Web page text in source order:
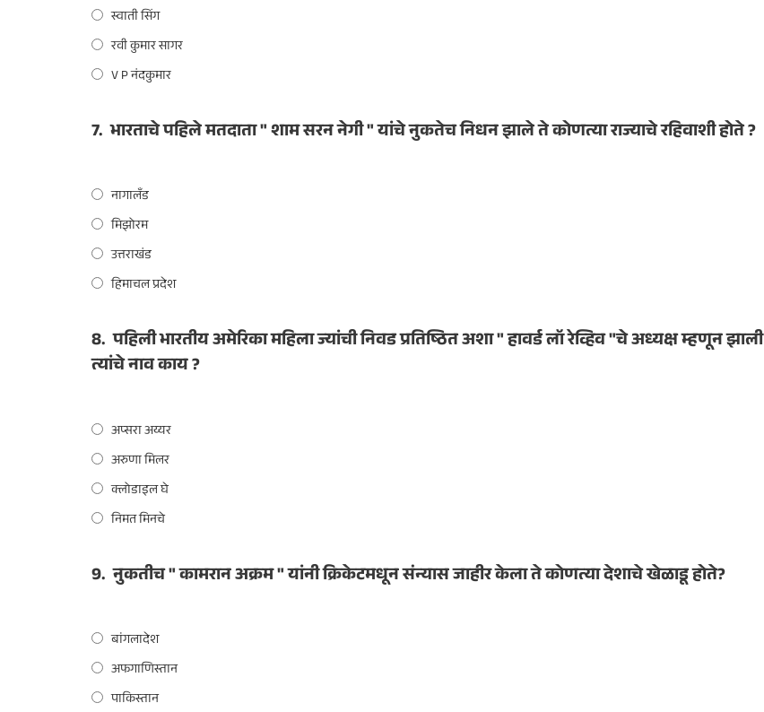
स्वाती सिंग
रवी कुमार सागर
V P नंदकुमार
7. भारताचे पहिले मतदाता " शाम सरन नेगी " यांचे नुकतेच निधन झाले ते कोणत्या राज्याचे रहिवाशी होते ?
नागालँड
मिझोरम
उत्तराखंड
हिमाचल प्रदेश
8. पहिली भारतीय अमेरिका महिला ज्यांची निवड प्रतिष्ठित अशा " हावर्ड लॉ रेव्हिव "चे अध्यक्ष म्हणून झाली
त्यांचे नाव काय ?
अप्सरा अय्यर
अरुणा मिलर
क्लोडाइल घे
निमत मिनचे
9. नुकतीच " कामरान अक्रम " यांनी क्रिकेटमधून संन्यास जाहीर केला ते कोणत्या देशाचे खेळाडू होते?
बांगलादेश
अफगाणिस्तान
पाकिस्तान